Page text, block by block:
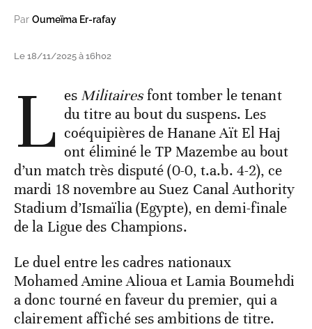
Par Oumeïma Er-rafay
Le 18/11/2025 à 16h02
L es Militairesfont tomber le tenant
du titre au bout du suspens. Les
coéquipières de Hanane Aït El Haj
ont éliminé le TP Mazembe au bout
d’un match très disputé (0-0, t.a.b. 4-2), ce
mardi 18 novembre au Suez Canal Authority
Stadium d’Ismaïlia (Egypte), en demi-finale
de la Ligue des Champions.
Le duel entre les cadres nationaux
Mohamed Amine Alioua et Lamia Boumehdi
a donc tourné en faveur du premier, qui a
clairement affiché ses ambitions de titre.